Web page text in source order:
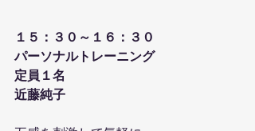
１５：３０～１６：３０
パーソナルトレーニング
定員１名
近藤純子